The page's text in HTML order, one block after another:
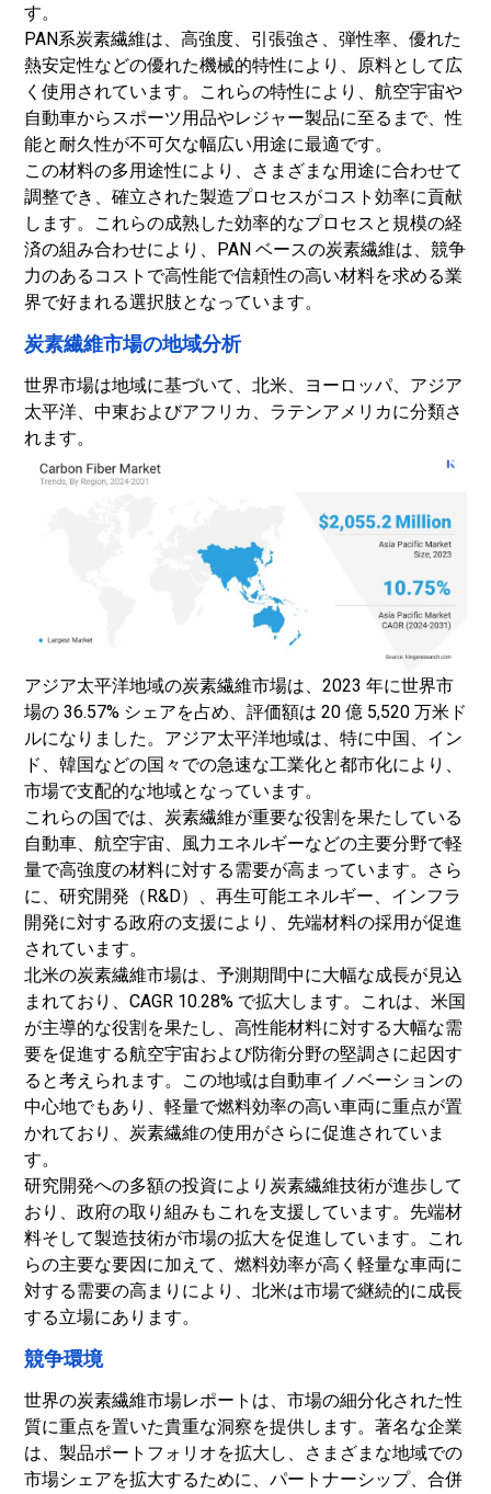
す。
PAN系炭素繊維は、高強度、引張強さ、弾性率、優れた
熱安定性などの優れた機械的特性により、原料として広
く使用されています。これらの特性により、航空宇宙や
自動車からスポーツ用品やレジャー製品に至るまで、性
能と耐久性が不可欠な幅広い用途に最適です。
この材料の多用途性により、さまざまな用途に合わせて
調整でき、確立された製造プロセスがコスト効率に貢献
します。これらの成熟した効率的なプロセスと規模の経
済の組み合わせにより、PAN ベースの炭素繊維は、競争
力のあるコストで高性能で信頼性の高い材料を求める業
界で好まれる選択肢となっています。
炭素繊維市場の地域分析
世界市場は地域に基づいて、北米、ヨーロッパ、アジア
太平洋、中東およびアフリカ、ラテンアメリカに分類さ
れます。
アジア太平洋地域の炭素繊維市場は、2023 年に世界市
場の 36.57% シェアを占め、評価額は 20 億 5,520 万米ド
ルになりました。アジア太平洋地域は、特に中国、イン
ド、韓国などの国々での急速な工業化と都市化により、
市場で支配的な地域となっています。
これらの国では、炭素繊維が重要な役割を果たしている
自動車、航空宇宙、風力エネルギーなどの主要分野で軽
量で高強度の材料に対する需要が高まっています。さら
に、研究開発（R&D）、再生可能エネルギー、インフラ
開発に対する政府の支援により、先端材料の採用が促進
されています。
北米の炭素繊維市場は、予測期間中に大幅な成長が見込
まれており、CAGR 10.28% で拡大します。これは、米国
が主導的な役割を果たし、高性能材料に対する大幅な需
要を促進する航空宇宙および防衛分野の堅調さに起因す
ると考えられます。
この地域は自動車イノベーションの
中心地でもあり、軽量で燃料効率の高い車両に重点が置
かれており、炭素繊維の使用がさらに促進されていま
す。
研究開発への多額の投資により炭素繊維技術が進歩して
おり、政府の取り組みもこれを支援しています。 先端材
料そして製造技術が市場の拡大を促進しています。
これ
らの主要な要因に加えて、燃料効率が高く軽量な車両に
対する需要の高まりにより、北米は市場で継続的に成長
する立場にあります。
競争環境
世界の炭素繊維市場レポートは、市場の細分化された性
質に重点を置いた貴重な洞察を提供します。著名な企業
は、製品ポートフォリオを拡大し、さまざまな地域での
市場シェアを拡大​​するために、パートナーシップ、合併